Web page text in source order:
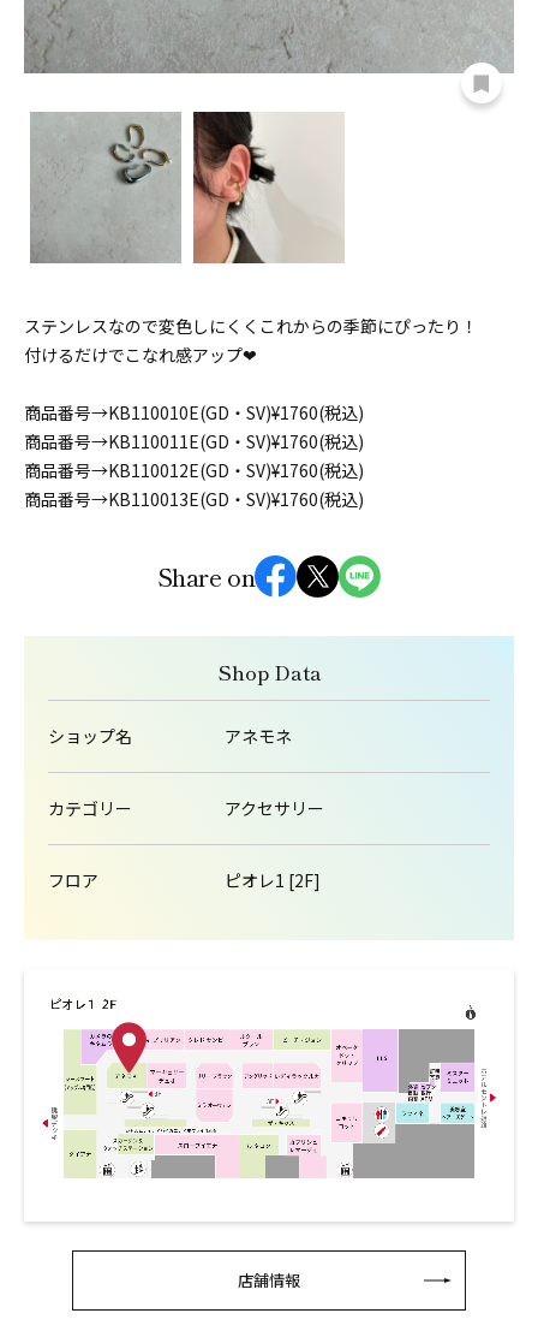
ステンレスなので変色しにくくこれからの季節にぴったり！
付けるだけでこなれ感アップ❤︎
商品番号→KB110010E(GD・SV)¥1760(税込)
商品番号→KB110011E(GD・SV)¥1760(税込)
商品番号→KB110012E(GD・SV)¥1760(税込)
商品番号→KB110013E(GD・SV)¥1760(税込)
Share on
Shop Data
ショップ名 アネモネ
カテゴリー アクセサリー
フロア ピオレ1 [2F]
店舗情報